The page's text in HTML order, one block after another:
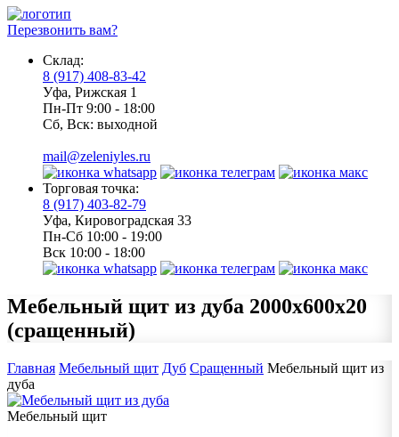
Перезвонить вам?
Склад:
8 (917) 408-83-42
Уфа, Рижская 1
Пн-Пт 9:00 - 18:00
Сб, Вск: выходной
mail@zeleniyles.ru
Торговая точка:
8 (917) 403-82-79
Уфа, Кировоградская 33
Пн-Сб 10:00 - 19:00
Вск 10:00 - 18:00
Мебельный щит из дуба 2000х600х20
(сращенный)
Главная Мебельный щит Дуб Сращенный Мебельный щит из
дуба
Мебельный щит